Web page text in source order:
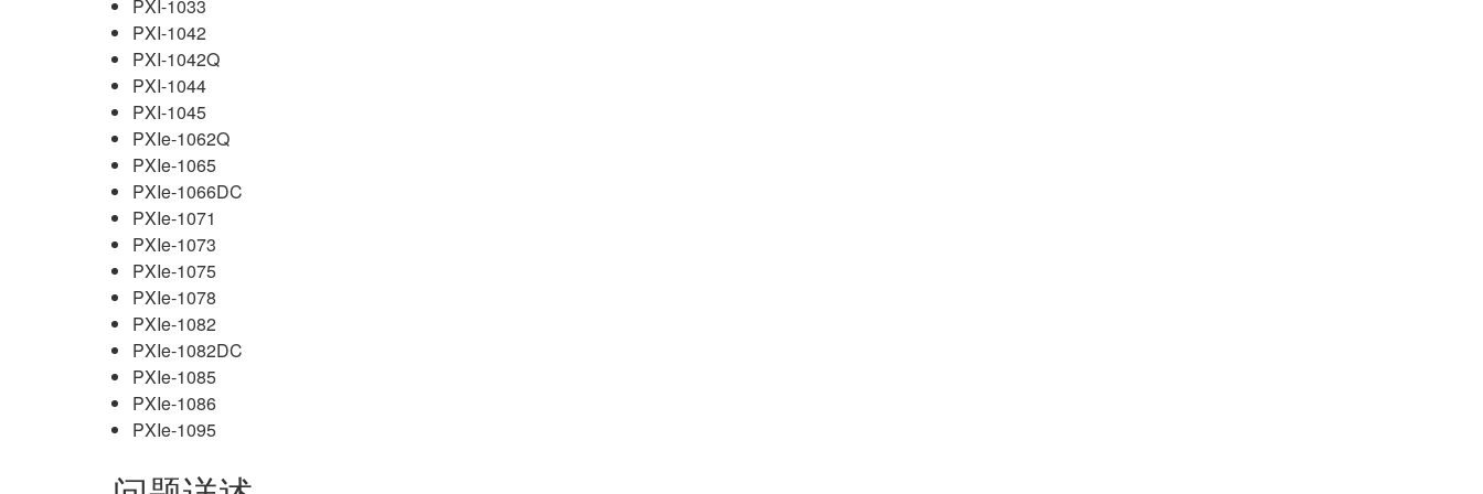
PXI-1033
PXI-1042
PXI-1042Q
PXI-1044
PXI-1045
PXIe-1062Q
PXIe-1065
PXIe-1066DC
PXIe-1071
PXIe-1073
PXIe-1075
PXIe-1078
PXIe-1082
PXIe-1082DC
PXIe-1085
PXIe-1086
PXIe-1095